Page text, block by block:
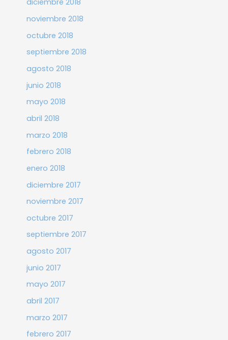
diciembre 2018
noviembre 2018
octubre 2018
septiembre 2018
agosto 2018
junio 2018
mayo 2018
abril 2018
marzo 2018
febrero 2018
enero 2018
diciembre 2017
noviembre 2017
octubre 2017
septiembre 2017
agosto 2017
junio 2017
mayo 2017
abril 2017
marzo 2017
febrero 2017